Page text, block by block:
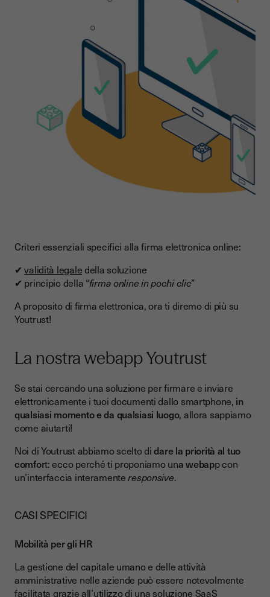
Criteri essenziali specifici alla firma elettronica online:
✔validità legaledella soluzione
✔ principio della “firma online in pochi clic”
A proposito di firma elettronica, ora ti diremo di più su
Youtrust!
La nostra webapp Youtrust
Se stai cercando una soluzione per firmare e inviare
elettronicamente i tuoi documenti dallo smartphone, in
qualsiasi momento e da qualsiasi luogo, allora sappiamo
come aiutarti!
Noi di Youtrust abbiamo scelto didare la priorità al tuo
comfort: ecco perché ti proponiamo una webapp con
un’interfaccia interamenteresponsive.
CASI SPECIFICI
Mobilità per gli HR
La gestione del capitale umano e delle attività
amministrative nelle aziende può essere notevolmente
facilitata grazie all’utilizzo di una soluzione SaaS